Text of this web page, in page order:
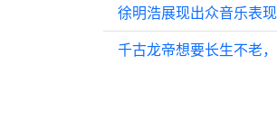
徐明浩展现出众音乐表